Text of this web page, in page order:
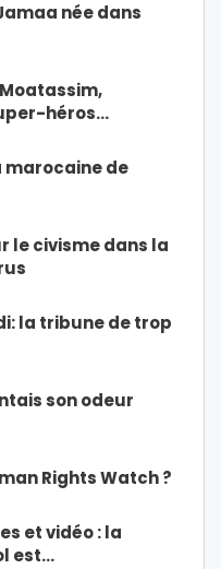
née dans
héros…
marocaine de
le civisme dans la
la tribune de trop
son odeur
Rights Watch ?
et vidéo : la
est…